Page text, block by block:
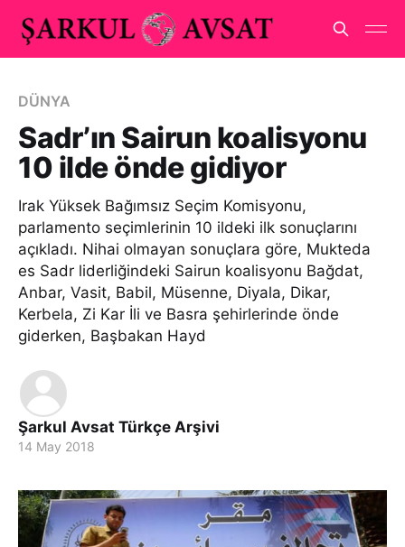
DÜNYA
Sadr’ın Sairun koalisyonu
10 ilde önde gidiyor
Irak Yüksek Bağımsız Seçim Komisyonu,
parlamento seçimlerinin 10 ildeki ilk sonuçlarını
açıkladı. Nihai olmayan sonuçlara göre, Mukteda
es Sadr liderliğindeki Sairun koalisyonu Bağdat,
Anbar, Vasit, Babil, Müsenne, Diyala, Dikar,
Kerbela, Zi Kar İli ve Basra şehirlerinde önde
giderken, Başbakan Hayd
Şarkul Avsat Türkçe Arşivi
14 May 2018